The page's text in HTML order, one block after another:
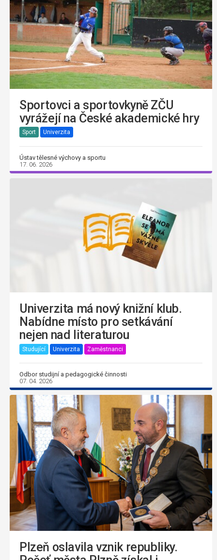
Sportovci a sportovkyně ZČU
vyrážejí na České akademické hry
Sport Univerzita
Ústav tělesné výchovy a sportu
17. 06. 2026
Univerzita má nový knižní klub.
Nabídne místo pro setkávání
nejen nad literaturou
Studující Univerzita Zaměstnanci
Odbor studijní a pedagogické činnosti
07. 04. 2026
Plzeň oslavila vznik republiky.